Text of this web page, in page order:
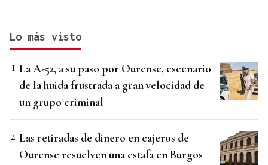
Lo más visto
La A-52, a su paso por Ourense, escenario
de la huida frustrada a gran velocidad de
un grupo criminal
Las retiradas de dinero en cajeros de
Ourense resuelven una estafa en Burgos